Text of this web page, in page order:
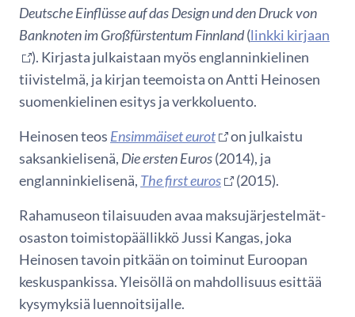
Deutsche Einflüsse auf das Design und den Druck von
Banknoten im Großfürstentum Finnland(linkki kirjaan
). Kirjasta julkaistaan myös englanninkielinen
tiivistelmä, ja kirjan teemoista on Antti Heinosen
suomenkielinen esitys ja verkkoluento.
Heinosen teos Ensimmäiset eurot
on julkaistu
saksankielisenä, Die ersten Euros(2014), ja
englanninkielisenä, The first euros
(2015).
Rahamuseon tilaisuuden avaa maksujärjestelmät-
osaston toimistopäällikkö Jussi Kangas, joka
Heinosen tavoin pitkään on toiminut Euroopan
keskuspankissa. Yleisöllä on mahdollisuus esittää
kysymyksiä luennoitsijalle.